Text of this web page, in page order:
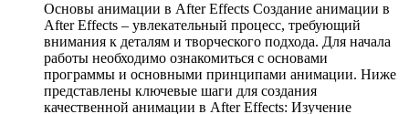
Основы анимации в After Effects Создание анимации в
After Effects – увлекательный процесс, требующий
внимания к деталям и творческого подхода. Для начала
работы необходимо ознакомиться с основами
программы и основными принципами анимации. Ниже
представлены ключевые шаги для создания
качественной анимации в After Effects: Изучение